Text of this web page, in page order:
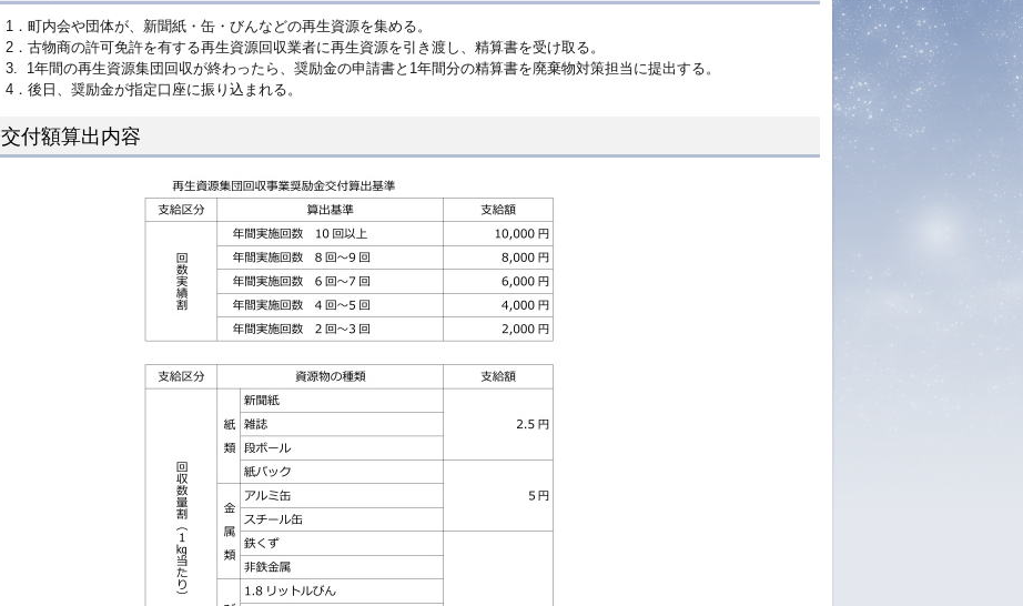
1．町内会や団体が、新聞紙・缶・びんなどの再生資源を集める。
2．古物商の許可免許を有する再生資源回収業者に再生資源を引き渡し、精算書を受け取る。
3. 1年間の再生資源集団回収が終わったら、奨励金の申請書と1年間分の精算書を廃棄物対策担当に提出する。
4．後日、奨励金が指定口座に振り込まれる。
交付額算出内容